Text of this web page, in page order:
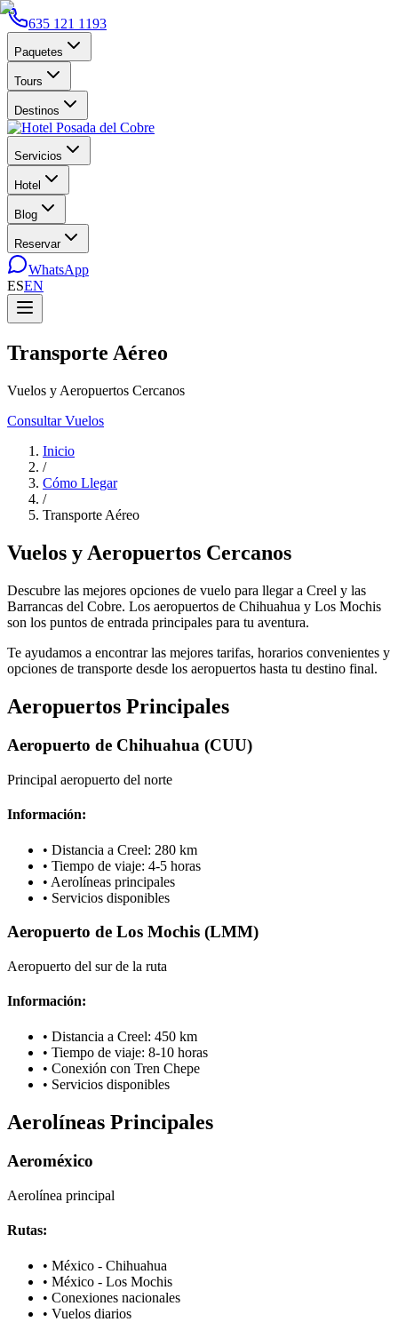
635 121 1193
Paquetes
Tours
Destinos
Servicios
Hotel
Blog
Reservar
WhatsApp
ESEN
Transporte Aéreo
Vuelos y Aeropuertos Cercanos
Consultar Vuelos
Inicio
/
Cómo Llegar
/
Transporte Aéreo
Vuelos y Aeropuertos Cercanos
Descubre las mejores opciones de vuelo para llegar a Creel y las
Barrancas del Cobre. Los aeropuertos de Chihuahua y Los Mochis
son los puntos de entrada principales para tu aventura.
Te ayudamos a encontrar las mejores tarifas, horarios convenientes y
opciones de transporte desde los aeropuertos hasta tu destino final.
Aeropuertos Principales
Aeropuerto de Chihuahua (CUU)
Principal aeropuerto del norte
Información:
• Distancia a Creel: 280 km
• Tiempo de viaje: 4-5 horas
• Aerolíneas principales
• Servicios disponibles
Aeropuerto de Los Mochis (LMM)
Aeropuerto del sur de la ruta
Información:
• Distancia a Creel: 450 km
• Tiempo de viaje: 8-10 horas
• Conexión con Tren Chepe
• Servicios disponibles
Aerolíneas Principales
Aeroméxico
Aerolínea principal
Rutas:
• México - Chihuahua
• México - Los Mochis
• Conexiones nacionales
• Vuelos diarios